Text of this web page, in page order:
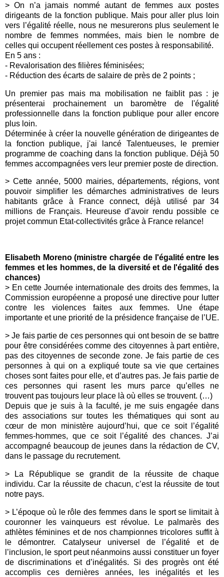
>On n’a jamais nommé autant de femmes aux postes
dirigeants de la fonction publique. Mais pour aller plus loin
vers l’égalité réelle, nous ne mesurerons plus seulement le
nombre de femmes nommées, mais bien le nombre de
celles qui occupent réellement ces postes à responsabilité.
En 5 ans :
- Revalorisation des filières féminisées;
- Réduction des écarts de salaire de près de 2 points ;
Un premier pas mais ma mobilisation ne faiblit pas : je
présenterai prochainement un baromètre de l'égalité
professionnelle dans la fonction publique pour aller encore
plus loin.
Déterminée à créer la nouvelle génération de dirigeantes de
la fonction publique, j'ai lancé Talentueuses, le premier
programme de coaching dans la fonction publique. Déjà 50
femmes accompagnées vers leur premier poste de direction.
>Cette année, 5000 mairies, départements, régions, vont
pouvoir simplifier les démarches administratives de leurs
habitants grâce à
France connect, déjà utilisé par 34
millions de Français. Heureuse d’avoir rendu possible ce
projet commun Etat-collectivités grâce à France relance!
Elisabeth Moreno (ministre chargée de l'égalité entre les
femmes et les hommes, de la diversité et de l'égalité des
chances)
> En cette Journée internationale des droits des femmes, la
Commission européenne a proposé une directive pour lutter
contre les violences faites aux femmes. Une étape
importante et une priorité de la présidence française de l’UE.
> Je fais partie de ces personnes qui ont besoin de se battre
pour être considérées comme des citoyennes à part entière,
pas des citoyennes de seconde zone. Je fais partie de ces
personnes à qui on a expliqué toute sa vie que certaines
choses sont faites pour elle, et d’autres pas. Je fais partie de
ces personnes qui rasent les murs parce qu’elles ne
trouvent pas toujours leur place là où elles se trouvent. (…)
Depuis que je suis à la faculté, je me suis engagée dans
des associations sur toutes les thématiques qui sont au
cœur de mon ministère aujourd’hui, que ce soit l’égalité
femmes-hommes, que ce soit l’égalité des chances. J’ai
accompagné beaucoup de jeunes dans la rédaction de CV,
dans le passage du recrutement.
> La République se grandit de la réussite de chaque
individu. Car la réussite de chacun, c’est la réussite de tout
notre pays.
> L’époque où le rôle des femmes dans le sport se limitait à
couronner les vainqueurs est révolue. Le palmarès des
athlètes féminines et de nos championnes tricolores suffit à
le démontrer. Catalyseur universel de l’égalité et de
l’inclusion, le sport peut néanmoins aussi constituer un foyer
de discriminations et d’inégalités. Si des progrès ont été
accomplis ces dernières années, les inégalités et les